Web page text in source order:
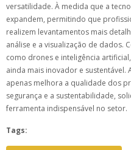
versatilidade. À medida que a
expandem, permitindo que
realizem levantamentos mais
análise e a visualização de dados.
como drones e inteligência
ainda mais inovador e sustentável.
apenas melhora a qualidade dos
segurança e a sustentabilidade,
ferramenta indispensável no setor.
Tags: